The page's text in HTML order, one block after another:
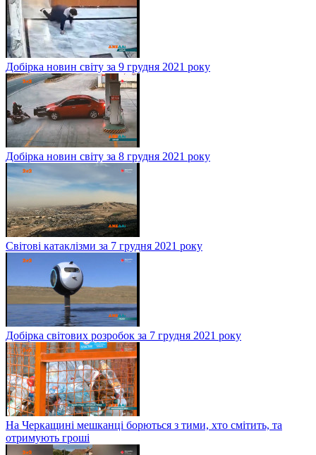
Добірка новин світу за 9 грудня 2021 року
Добірка новин світу за 8 грудня 2021 року
Світові катаклізми за 7 грудня 2021 року
Добірка світових розробок за 7 грудня 2021 року
На Черкащині мешканці борються з тими, хто смітить, та
отримують гроші